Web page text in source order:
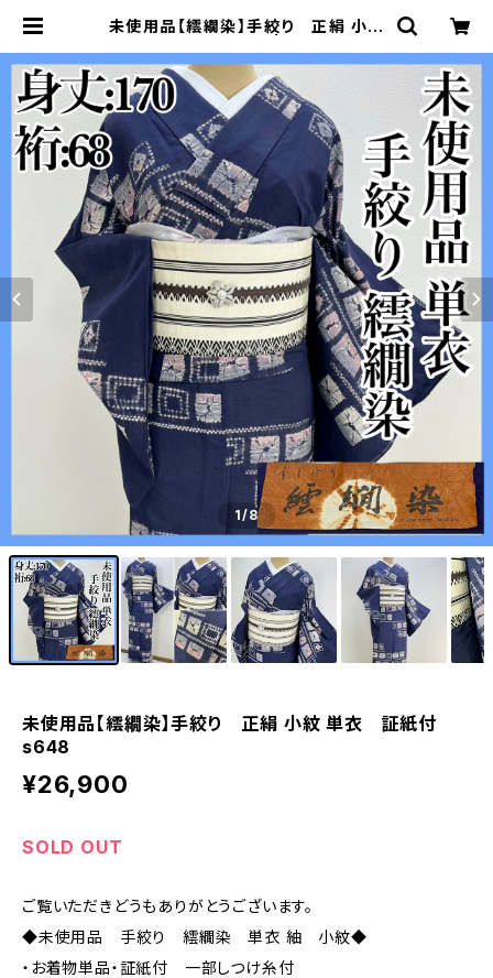
未使用品【繧繝染】手絞り 正絹 小紋
1/8
未使用品【繧繝染】手絞り 正絹 小紋 単衣 証紙付
s648
¥26,900
SOLD OUT
ご覧いただきどうもありがとうございます。
◆未使用品 手絞り 繧繝染 単衣 紬 小紋◆
・お着物単品・証紙付 一部しつけ糸付